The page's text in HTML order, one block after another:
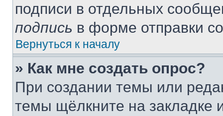
подписи в отдельных
подпись в форме отправки
Вернуться к началу
» Как мне создать опрос?
При создании темы или
темы щёлкните на